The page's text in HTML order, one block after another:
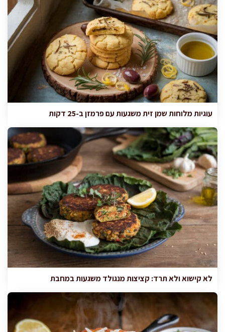
עוגיות מלוחות שמן זית משגעות עם פרמזן ב-25 דקות
לא קישוא ולא תרד: קציצות מנגולד משגעות במחבת